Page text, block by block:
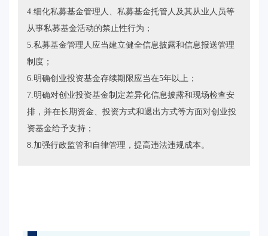
4.细化私募基金管理人、私募基金托管人及其从业人员等
从事私募基金活动的禁止性行为；
5.私募基金管理人应当建立健全信息披露和信息报送管理
制度；
6.明确创业投资基金存续期限应当在5年以上；
7.明确对创业投资基金制定差异化信息披露和现场检查安
排，并在长期资金、投资方式和退出方式等方面对创业投
资基金给予支持；
8.加强行政监管和自律管理，提高违法违规成本。